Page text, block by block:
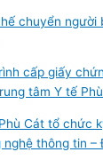
chuyển người
cấp giấy
tâm Y tế
Cát tổ chức
thông tin –